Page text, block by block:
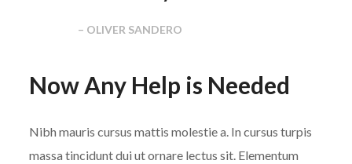
– OLIVER SANDERO
Now Any Help is Needed
Nibh mauris cursus mattis molestie a. In cursus turpis
massa tincidunt dui ut ornare lectus sit. Elementum